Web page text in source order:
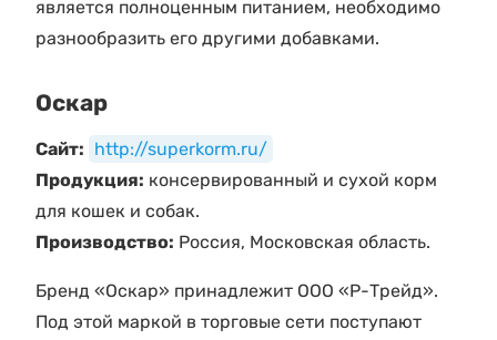
является полноценным питанием, необходимо
разнообразить его другими добавками.
Оскар
Сайт: http://superkorm.ru/
Продукция: консервированный и сухой корм
для кошек и собак.
Производство: Россия, Московская область.
Бренд «Оскар» принадлежит ООО «Р-Трейд».
Под этой маркой в торговые сети поступают